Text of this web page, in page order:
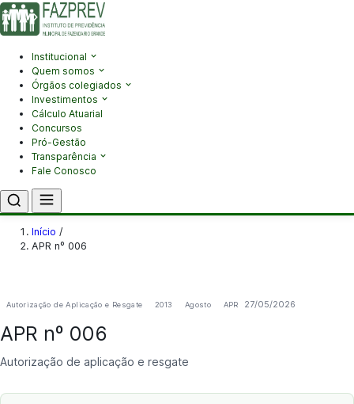
Institucional
Quem somos
Órgãos colegiados
Investimentos
Cálculo Atuarial
Concursos
Pró-Gestão
Transparência
Fale Conosco
Início /
APR nº 006
Autorização de Aplicação e Resgate 2013 Agosto APR 27/05/2026
APR nº 006
Autorização de aplicação e resgate